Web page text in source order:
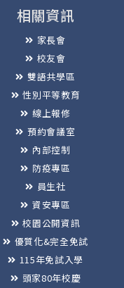
相關資訊
家長會
校友會
雙語共學區
性別平等教育
線上報修
預約會議室
內部控制
防疫專區
員生社
資安專區
校園公開資訊
優質化&完全免試
115年免試入學
頭家80年校慶